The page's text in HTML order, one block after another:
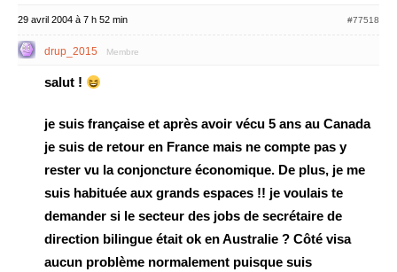
29 avril 2004 à 7 h 52 min #77518
drup_2015 Membre
salut !
je suis française et après avoir vécu 5 ans au Canada
je suis de retour en France mais ne compte pas y
rester vu la conjoncture économique. De plus, je me
suis habituée aux grands espaces !! je voulais te
demander si le secteur des jobs de secrétaire de
direction bilingue était ok en Australie ? Côté visa
aucun problème normalement puisque suis